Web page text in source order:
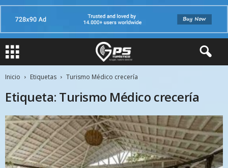
Inicio Etiquetas Turismo Médico crecería
Etiqueta: Turismo Médico crecería